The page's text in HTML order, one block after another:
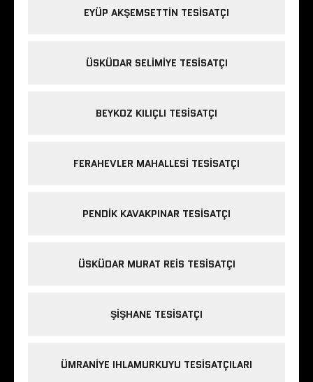
EYÜP AKŞEMSETTIN TESISATÇI
ÜSKÜDAR SELIMIYE TESISATÇI
BEYKOZ KILIÇLI TESISATÇI
FERAHEVLER MAHALLESI TESISATÇI
PENDIK KAVAKPINAR TESISATÇI
ÜSKÜDAR MURAT REIS TESISATÇI
ŞIŞHANE TESISATÇI
ÜMRANIYE IHLAMURKUYU TESISATÇILARI